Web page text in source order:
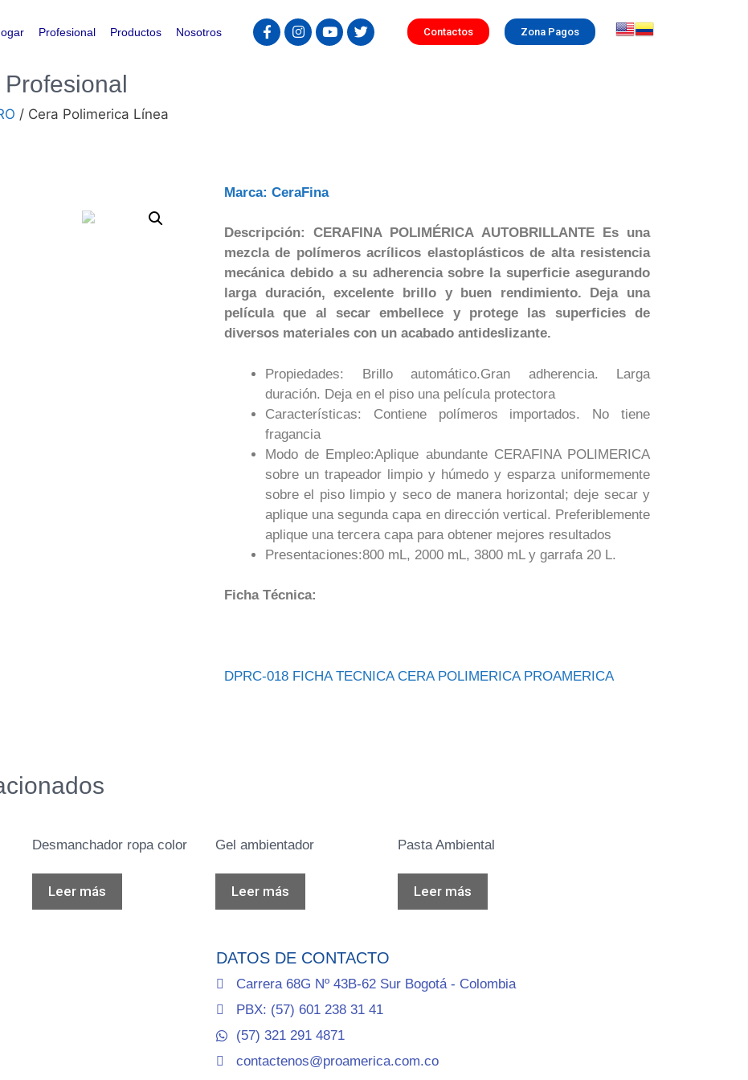
Profesional Productos Nosotros Contactos Zona Pagos
/ Cera Polimerica Línea
Marca: CeraFina
Descripción: CERAFINA POLIMÉRICA AUTOBRILLANTE Es una
mezcla de polímeros acrílicos elastoplásticos de alta resistencia
mecánica debido a su adherencia sobre la superficie asegurando
larga duración, excelente brillo y buen rendimiento. Deja una
película que al secar embellece y protege las superficies de
diversos materiales con un acabado antideslizante.
Propiedades: Brillo automático.Gran adherencia. Larga
duración. Deja en el piso una película protectora
Características: Contiene polímeros importados. No tiene
fragancia
Modo de Empleo:Aplique abundante CERAFINA POLIMERICA
sobre un trapeador limpio y húmedo y esparza uniformemente
sobre el piso limpio y seco de manera horizontal; deje secar y
aplique una segunda capa en dirección vertical. Preferiblemente
aplique una tercera capa para obtener mejores resultados
Presentaciones:800 mL, 2000 mL, 3800 mL y garrafa 20 L.
Ficha Técnica:
DPRC-018 FICHA TECNICA CERA POLIMERICA PROAMERICA
Desmanchador ropa color
Leer más
Gel ambientador
Leer más
Pasta Ambiental
Leer más
DATOS DE CONTACTO
Carrera 68G Nº 43B-62 Sur Bogotá - Colombia
PBX: (57) 601 238 31 41
(57) 321 291 4871
contactenos@proamerica.com.co